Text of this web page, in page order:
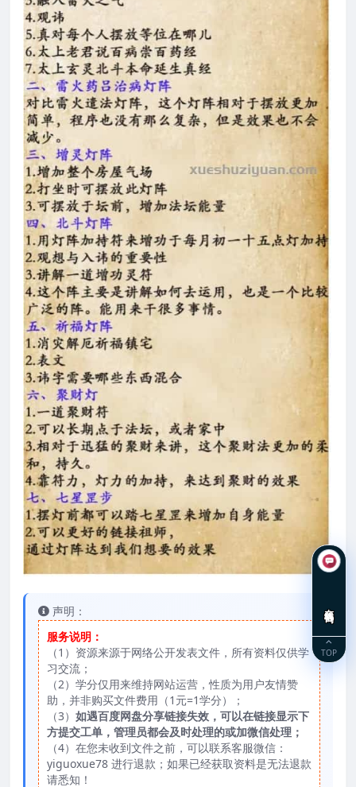
声明：
服务说明：
（1）资源来源于网络公开发表文件，所有资料仅供学
习交流；
（2）学分仅用来维持网站运营，性质为用户友情赞
助，并非购买文件费用（1元=1学分）；
（3） 如遇百度网盘分享链接失效，可以在链接显示下
方提交工单，管理员都会及时处理的或加微信处理；
（4）在您未收到文件之前，可以联系客服微信：
yiguoxue78 进行退款；如果已经获取资料是无法退款
请悉知！
TOP